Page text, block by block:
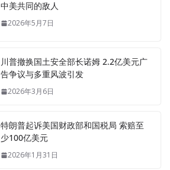
中美共同的敌人
2026年5月7日
川普撤换国土安全部长诺姆 2.2亿美元广
告争议与多重风波引发
2026年3月6日
特朗普起诉美国财政部和国税局 索赔至
少100亿美元
2026年1月31日